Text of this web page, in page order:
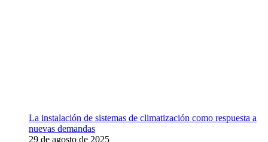
La instalación de sistemas de climatización como respuesta a
nuevas demandas
29 de agosto de 2025